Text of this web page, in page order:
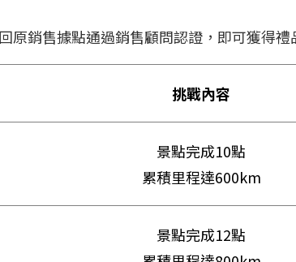
原銷售據點通過銷售顧問認證，即可獲得禮
挑戰內容
景點完成10點
累積里程達600km
景點完成12點